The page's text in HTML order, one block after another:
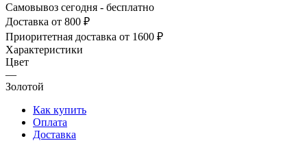
Самовывоз сегодня - бесплатно
Доставка от 800 ₽
Приоритетная доставка от 1600 ₽
Характеристики
Цвет
—
Золотой
Как купить
Оплата
Доставка